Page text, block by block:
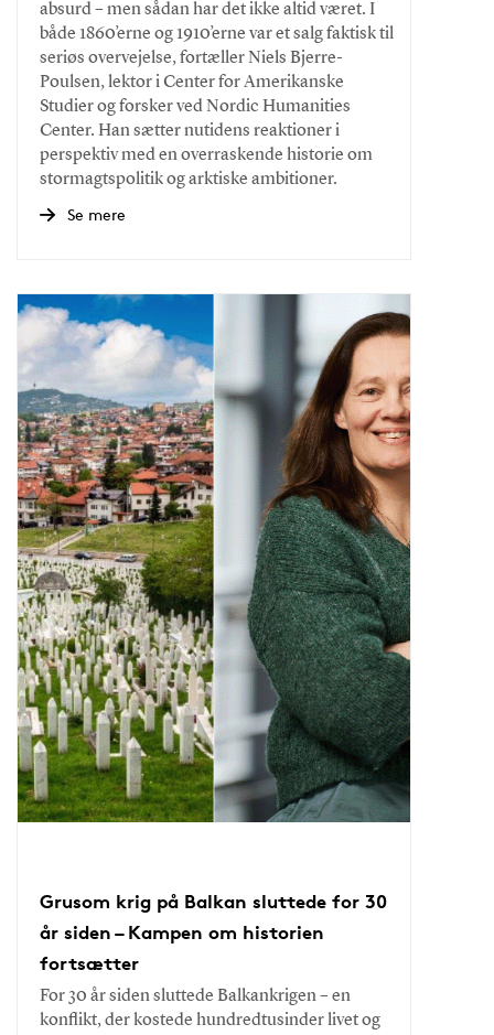
absurd – men sådan har det ikke altid været. I
både 1860’erne og 1910’erne var et salg faktisk til
seriøs overvejelse, fortæller Niels Bjerre-
Poulsen, lektor i Center for Amerikanske
Studier og forsker ved Nordic Humanities
Center. Han sætter nutidens reaktioner i
perspektiv med en overraskende historie om
stormagtspolitik og arktiske ambitioner.
Se mere
Grusom krig på Balkan sluttede for 30
år siden – Kampen om historien
fortsætter
For 30 år siden sluttede Balkankrigen – en
konflikt, der kostede hundredtusinder livet og